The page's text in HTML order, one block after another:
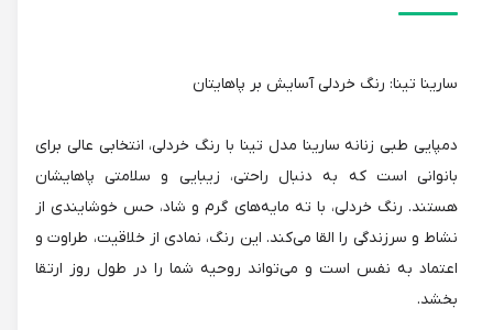
سارینا تینا: رنگ خردلی آسایش بر پاهایتان
دمپایی طبی زنانه سارینا مدل تینا با رنگ خردلی، انتخابی عالی برای
بانوانی است که به دنبال راحتی، زیبایی و سلامتی پاهایشان
هستند. رنگ خردلی، با ته مایه‌های گرم و شاد، حس خوشایندی از
نشاط و سرزندگی را القا می‌کند. این رنگ، نمادی از خلاقیت، طراوت و
اعتماد به نفس است و می‌تواند روحیه شما را در طول روز ارتقا
بخشد.